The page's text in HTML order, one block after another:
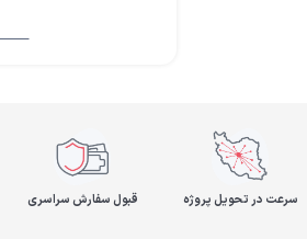
سرعت در تحویل پروژه قبول سفارش سراسری